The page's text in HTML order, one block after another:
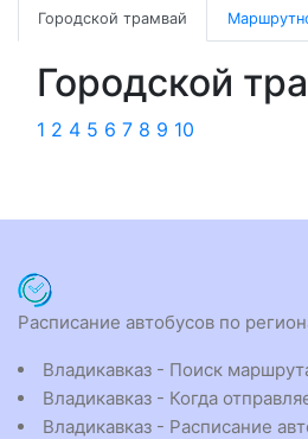
Городской трамвай
Городской
1 2 4 5 6 7 8 9 10
Расписание автобусов по
Владикавказ - Поиск
Владикавказ - Когда
Владикавказ - Расписание